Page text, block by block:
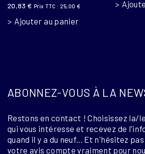
20,83€ Prix TTC : 25,00 €
Ajouter au panier
ABONNEZ-VOUS À LA
Restons en contact ! Choisissez la/
qui vous intéresse et recevez de
quand il y a du neuf... Et n'hésitez
votre avis compte vraiment pour